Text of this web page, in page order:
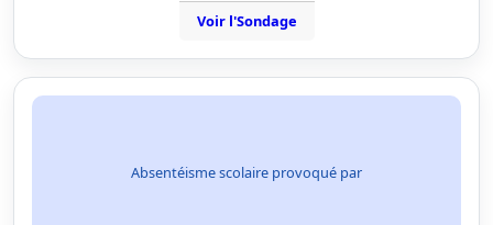
Voir l'Sondage
Absentéisme scolaire provoqué par